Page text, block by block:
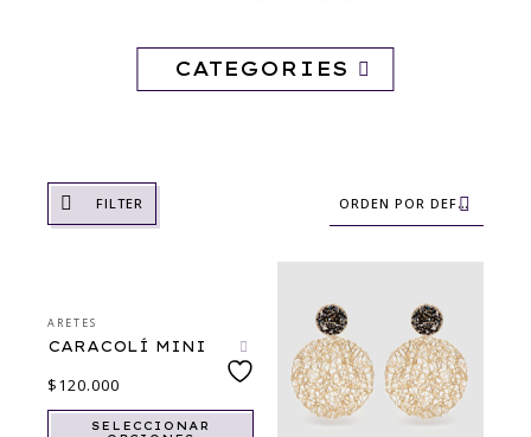
CATEGORIES
FILTER ORDEN POR DEFECTO
ARETES
CARACOLÍ MINI
$120.000
SELECCIONAR